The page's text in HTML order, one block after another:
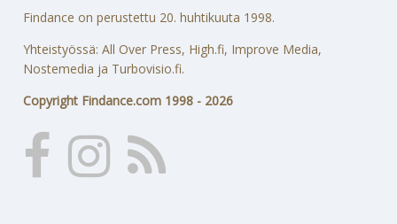
Findance on perustettu 20. huhtikuuta 1998.
Yhteistyössä: All Over Press, High.fi, Improve Media,
Nostemedia ja Turbovisio.fi.
Copyright Findance.com 1998 - 2026